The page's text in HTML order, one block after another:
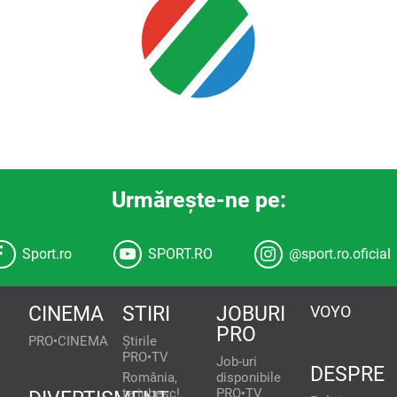
Urmăreşte-ne pe:
Sport.ro SPORT.RO @sport.ro.oficial
CINEMA
PRO•CINEMA
STIRI
Știrile
PRO•TV
România,
te iubesc!
JOBURI
PRO
Job-uri
disponibile
PRO•TV
VOYO
DESPRE